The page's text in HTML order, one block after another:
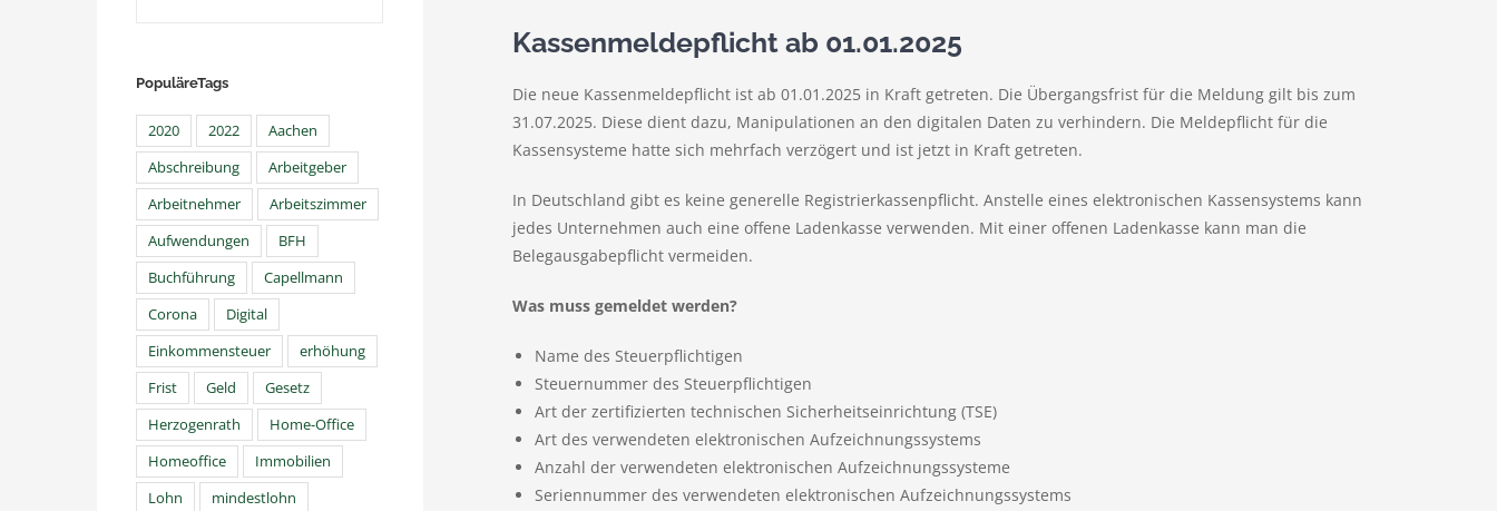
Kassenmeldepflicht ab 01.01.2025
Die neue Kassenmeldepflicht ist ab 01.01.2025 in Kraft getreten. Die Übergangsfrist für die Meldung gilt bis zum
31.07.2025. Diese dient dazu, Manipulationen an den digitalen Daten zu verhindern. Die Meldepflicht für die
Kassensysteme hatte sich mehrfach verzögert und ist jetzt in Kraft getreten.
In Deutschland gibt es keine generelle Registrierkassenpflicht. Anstelle eines elektronischen Kassensystems kann
jedes Unternehmen auch eine offene Ladenkasse verwenden. Mit einer offenen Ladenkasse kann man die
Belegausgabepflicht vermeiden.
Was muss gemeldet werden?
Name des Steuerpflichtigen
Steuernummer des Steuerpflichtigen
Art der zertifizierten technischen Sicherheitseinrichtung (TSE)
Art des verwendeten elektronischen Aufzeichnungssystems
Anzahl der verwendeten elektronischen Aufzeichnungssysteme
Seriennummer des verwendeten elektronischen Aufzeichnungssystems
PopuläreTags
2020 2022
Aachen
Abschreibung
Arbeitgeber
Arbeitnehmer
Arbeitszimmer
Aufwendungen
BFH
Buchführung
Capellmann
Corona
Digital
Einkommensteuer
erhöhung
Frist
Geld
Gesetz
Herzogenrath
Home-Office
Homeoffice
Immobilien
Lohn
mindestlohn